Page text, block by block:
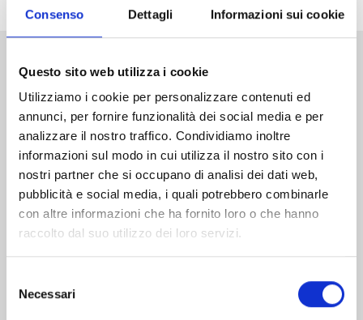
Consenso Dettagli Informazioni sui cookie
Questo sito web utilizza i cookie
Utilizziamo i cookie per personalizzare contenuti ed
annunci, per fornire funzionalità dei social media e per
analizzare il nostro traffico. Condividiamo inoltre
informazioni sul modo in cui utilizza il nostro sito con i
nostri partner che si occupano di analisi dei dati web,
pubblicità e social media, i quali potrebbero combinarle
con altre informazioni che ha fornito loro o che hanno
raccolto dal suo utilizzo dei loro servizi.
delNecessari
Altri volumi della serie